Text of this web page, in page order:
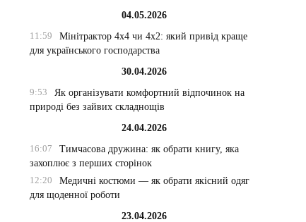
04.05.2026
11:59
Мінітрактор 4х4 чи 4х2: який привід краще
для українського господарства
30.04.2026
9:53
Як організувати комфортний відпочинок на
природі без зайвих складнощів
24.04.2026
16:07
Тимчасова дружина: як обрати книгу, яка
захоплює з перших сторінок
12:20
Медичні костюми — як обрати якісний одяг
для щоденної роботи
23.04.2026